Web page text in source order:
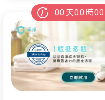
00 天00 時00